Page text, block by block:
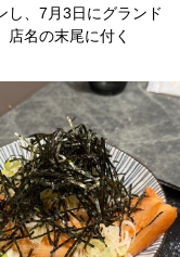
し、7月3日にグランド
名の末尾に付く